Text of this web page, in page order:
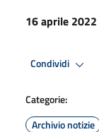
16 aprile 2022
Condividi
Categorie:
Archivio notizie